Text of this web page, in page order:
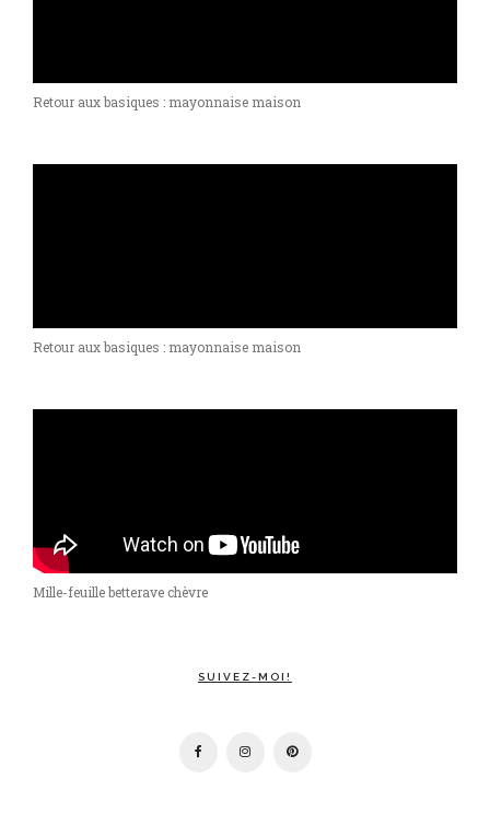
Retour aux basiques : mayonnaise maison
Retour aux basiques : mayonnaise maison
Mille-feuille betterave chèvre
SUIVEZ-MOI!